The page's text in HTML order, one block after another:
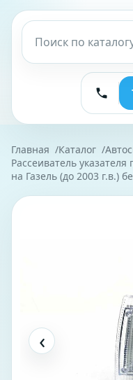
Главная Каталог
Рассеиватель
на Газель (до 2003 г.в.)
‹